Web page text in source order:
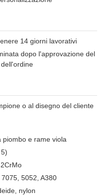
14 giorni lavorativi
dopo l'approvazione del
o al disegno del cliente
piombo e rame viola
5052, A380
nylon